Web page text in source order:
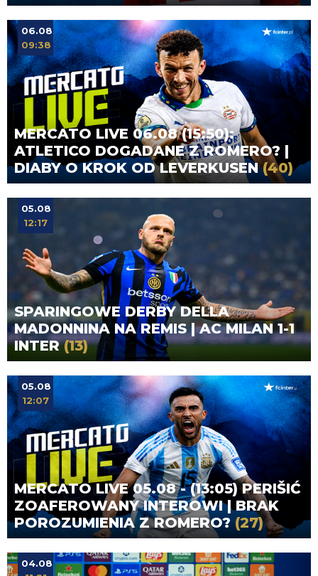
MERCATO LIVE 06.08 (15:50):
ATLETICO DOGADANE Z ROMERO? |
DIABY O KROK OD LEVERKUSEN(40)
06.08
09:38
SPARINGOWE DERBY DELLA
MADONNINA NA REMIS | AC MILAN 1-1
INTER(13)
05.08
12:17
MERCATO LIVE 05.08 - (13:05) PERIŠIĆ
ZOAFEROWANY INTEROWI | BRAK
POROZUMIENIA Z ROMERO?(27)
05.08
12:07
04.08